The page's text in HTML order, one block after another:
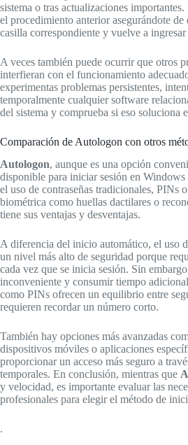
sistema o tras actualizaciones
el procedimiento anterior asegurándote de
casilla correspondiente y vuelve a
A veces también puede ocurrir que otros
interfieran con el funcionamiento
experimentas problemas persistentes,
temporalmente cualquier software
del sistema y comprueba si eso soluciona
Comparación de Autologon con otros
Autologon, aunque es una opción
disponible para iniciar sesión en
el uso de contraseñas tradicionales, PINs
biométrica como huellas dactilares o
tiene sus ventajas y desventajas.
A diferencia del inicio automático, el uso
un nivel más alto de seguridad porque
cada vez que se inicia sesión. Sin
inconveniente y consumir tiempo
como PINs ofrecen un equilibrio entre
requieren recordar un número corto.
También hay opciones más avanzadas
dispositivos móviles o aplicaciones
proporcionar un acceso más seguro a
temporales. En conclusión, mientras que
y velocidad, es importante evaluar las
profesionales para elegir el método de
.